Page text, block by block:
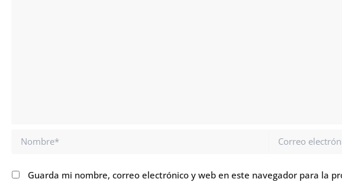
Nombre*
Correo
Guarda mi nombre, correo electrónico y web en este navegador para la